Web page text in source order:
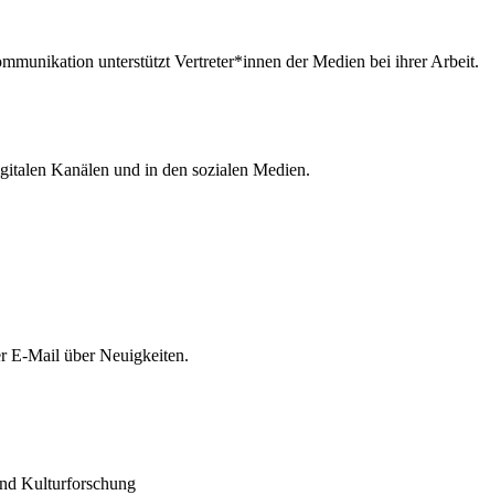
unterstützt Vertreter*innen der Medien bei ihrer Arbeit.
Kanälen und in den sozialen Medien.
E-Mail über Neuigkeiten.
Kulturforschung